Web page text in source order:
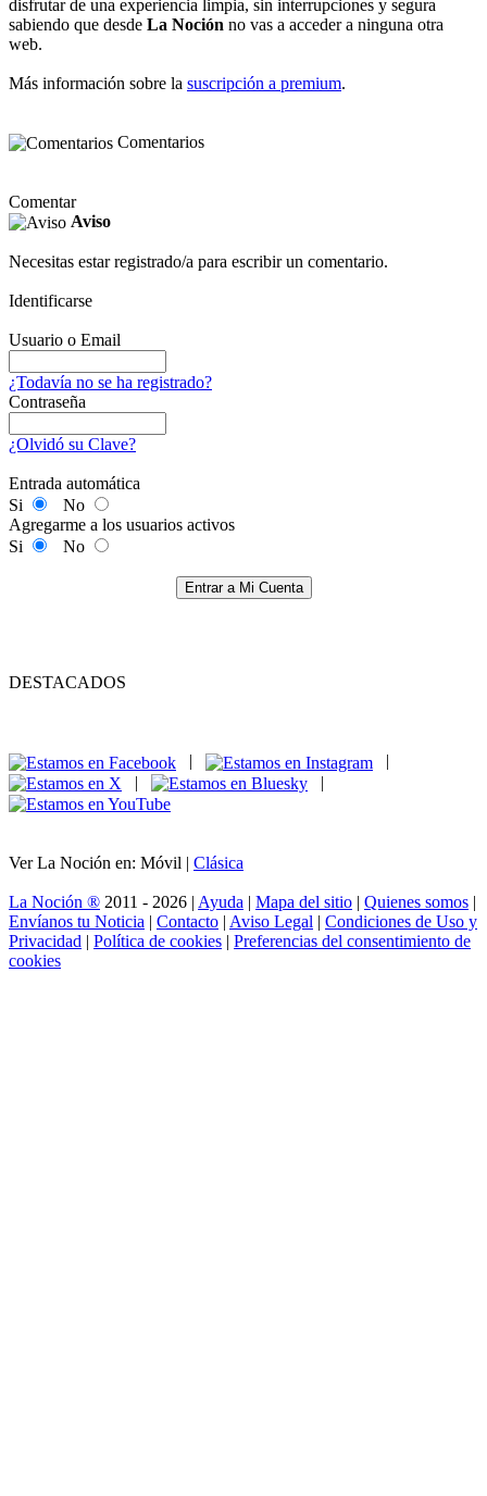
disfrutar de una experiencia limpia, sin interrupciones y segura
sabiendo que desde La Noción no vas a acceder a ninguna otra
web.
Más información sobre la suscripción a premium.
Comentarios
Comentar
Aviso
Necesitas estar registrado/a para escribir un comentario.
Identificarse
Usuario o Email
¿Todavía no se ha registrado?
Contraseña
¿Olvidó su Clave?
Entrada automática
Si
No
Agregarme a los usuarios activos
Si
No
Entrar a Mi Cuenta
DESTACADOS
|
|
Ver La Noción en: Móvil | Clásica
La Noción ® 2011 - 2026 | Ayuda | Mapa del sitio | Quienes somos |
Envíanos tu Noticia | Contacto | Aviso Legal | Condiciones de Uso y
Privacidad | Política de cookies | Preferencias del consentimiento de
cookies